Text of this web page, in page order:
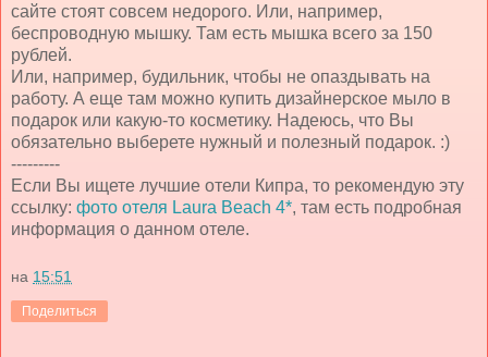
сайте стоят совсем недорого. Или, например,
беспроводную мышку. Там есть мышка всего за 150
рублей.
Или, например, будильник, чтобы не опаздывать на
работу. А еще там можно купить дизайнерское мыло в
подарок или какую-то косметику. Надеюсь, что Вы
обязательно выберете нужный и полезный подарок. :)
---------
Если Вы ищете лучшие отели Кипра, то рекомендую эту
ссылку: фото отеля Laura Beach 4*, там есть подробная
информация о данном отеле.
на 15:51
Поделиться